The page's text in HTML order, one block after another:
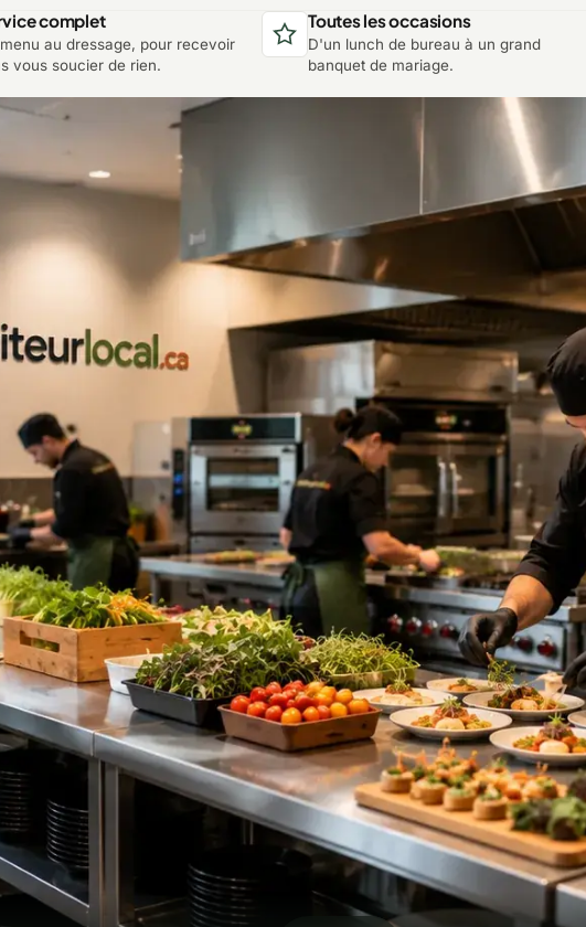
complet
au dressage, pour recevoir
vous soucier de rien.
Toutes les occasions
D'un lunch de bureau à un grand
banquet de mariage.